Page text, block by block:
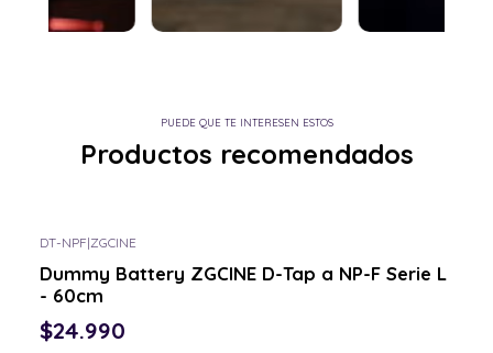
PUEDE QUE TE INTERESEN ESTOS
Productos recomendados
DT-NPF|ZGCINE
Dummy Battery ZGCINE D-Tap a NP-F Serie L
- 60cm
$24.990